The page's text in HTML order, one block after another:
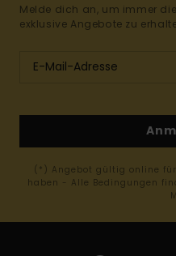
Melde dich an, um immer
exklusive Angebote zu
(*) Angebot gültig online
haben - Alle Bedingungen